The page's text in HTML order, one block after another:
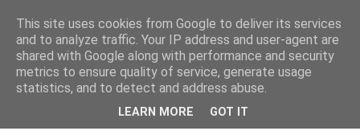
This site uses cookies from Google to deliver its services
and to analyze traffic. Your IP address and user-agent are
shared with Google along with performance and security
metrics to ensure quality of service, generate usage
statistics, and to detect and address abuse.
LEARN MORE GOT IT